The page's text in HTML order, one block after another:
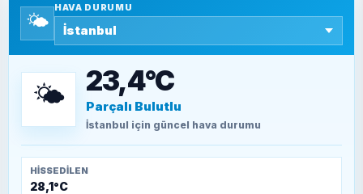
SEYFULLAH ÇİÇEK
TEOMAN ALPASLAN
Kütahya-Eskişehir Muharebeleri (10-24
🌤️
HAVA DURUMU
🌤️ 23,4°C
Parçalı Bulutlu
İstanbul için güncel hava durumu
HISSEDILEN
28,1°C